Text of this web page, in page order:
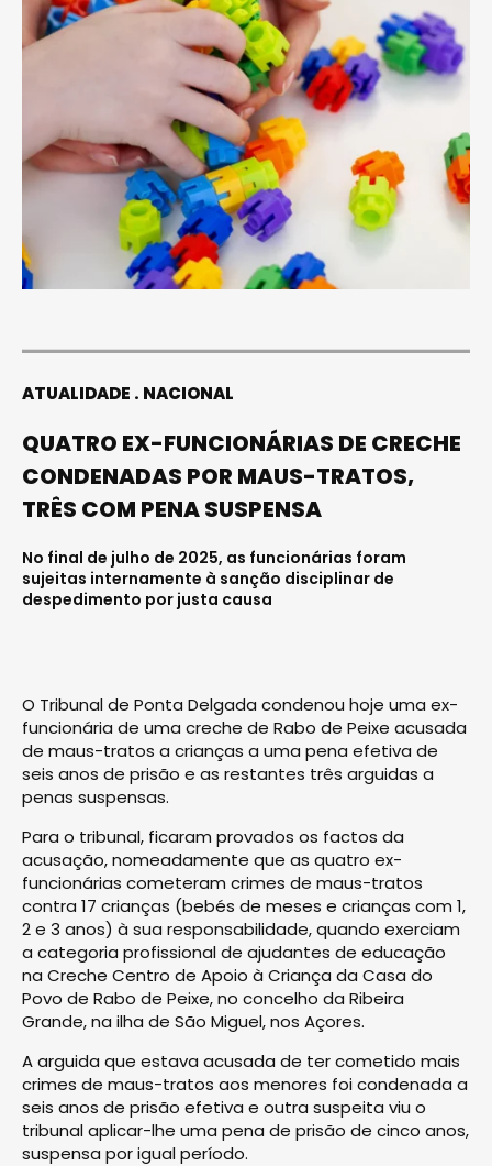
ATUALIDADE NACIONAL
QUATRO EX-FUNCIONÁRIAS DE CRECHE
CONDENADAS POR MAUS-TRATOS,
TRÊS COM PENA SUSPENSA
No final de julho de 2025, as funcionárias foram
sujeitas internamente à sanção disciplinar de
despedimento por justa causa
O Tribunal de Ponta Delgada condenou hoje uma ex-
funcionária de uma creche de Rabo de Peixe acusada
de maus-tratos a crianças a uma pena efetiva de
seis anos de prisão e as restantes três arguidas a
penas suspensas.
Para o tribunal, ficaram provados os factos da
acusação, nomeadamente que as quatro ex-
funcionárias cometeram crimes de maus-tratos
contra 17 crianças (bebés de meses e crianças com 1,
2 e 3 anos) à sua responsabilidade, quando exerciam
a categoria profissional de ajudantes de educação
na Creche Centro de Apoio à Criança da Casa do
Povo de Rabo de Peixe, no concelho da Ribeira
Grande, na ilha de São Miguel, nos Açores.
A arguida que estava acusada de ter cometido mais
crimes de maus-tratos aos menores foi condenada a
seis anos de prisão efetiva e outra suspeita viu o
tribunal aplicar-lhe uma pena de prisão de cinco anos,
suspensa por igual período.